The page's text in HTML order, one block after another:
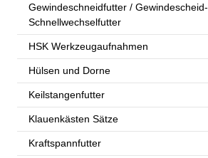
Gewindeschneidfutter / Gewindescheid-
Schnellwechselfutter
HSK Werkzeugaufnahmen
Hülsen und Dorne
Keilstangenfutter
Klauenkästen Sätze
Kraftspannfutter